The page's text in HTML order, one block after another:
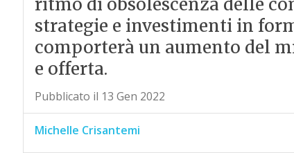
ritmo di obsolescenza delle
strategie e investimenti in
comporterà un aumento del
e offerta.
Pubblicato il 13 Gen 2022
Michelle Crisantemi